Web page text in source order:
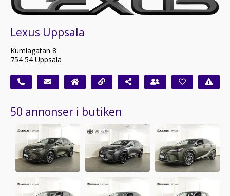
Lexus Uppsala
Kumlagatan 8
754 54 Uppsala
50 annonser i butiken